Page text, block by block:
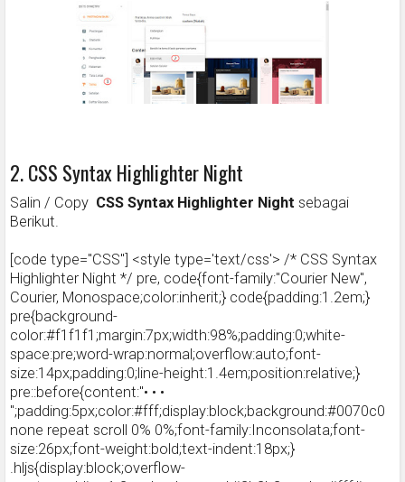
2. CSS Syntax Highlighter Night
Salin / Copy CSS Syntax Highlighter Night sebagai
Berikut.
[code type="CSS"] <style type='text/css'> /* CSS Syntax
Highlighter Night */ pre, code{font-family:"Courier New",
Courier, Monospace;color:inherit;} code{padding:1.2em;}
pre{background-
color:#f1f1f1;margin:7px;width:98%;padding:0;white-
space:pre;word-wrap:normal;overflow:auto;font-
size:14px;padding:0;line-height:1.4em;position:relative;}
pre::before{content:"• • •
";padding:5px;color:#fff;display:block;background:#0070c0
none repeat scroll 0% 0%;font-family:Inconsolata;font-
size:26px;font-weight:bold;text-indent:18px;}
.hljs{display:block;overflow-